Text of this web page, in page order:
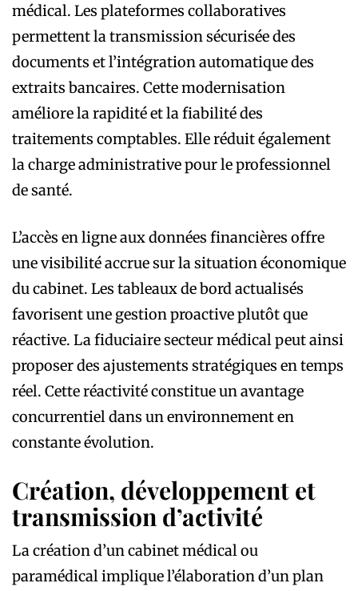
médical. Les plateformes collaboratives
permettent la transmission sécurisée des
documents et l’intégration automatique des
extraits bancaires. Cette modernisation
améliore la rapidité et la fiabilité des
traitements comptables. Elle réduit également
la charge administrative pour le professionnel
de santé.
L’accès en ligne aux données financières offre
une visibilité accrue sur la situation économique
du cabinet. Les tableaux de bord actualisés
favorisent une gestion proactive plutôt que
réactive. La fiduciaire secteur médical peut ainsi
proposer des ajustements stratégiques en temps
réel. Cette réactivité constitue un avantage
concurrentiel dans un environnement en
constante évolution.
Création, développement et
transmission d’activité
La création d’un cabinet médical ou
paramédical implique l’élaboration d’un plan